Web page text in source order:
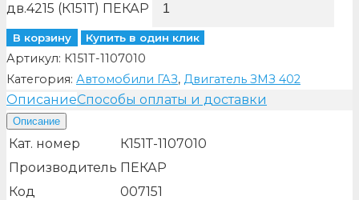
дв.4215 (К151Т) ПЕКАР
В корзину Купить в один клик
Артикул: К151Т-1107010
Категория: Автомобили ГАЗ, Двигатель ЗМЗ 402
ОписаниеСпособы оплаты и доставки
Описание
Кат. номер
К151Т-1107010
Производитель ПЕКАР
Код
007151